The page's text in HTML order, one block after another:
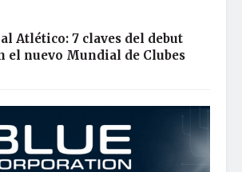
Atlético: 7 claves del debut
el nuevo Mundial de Clubes